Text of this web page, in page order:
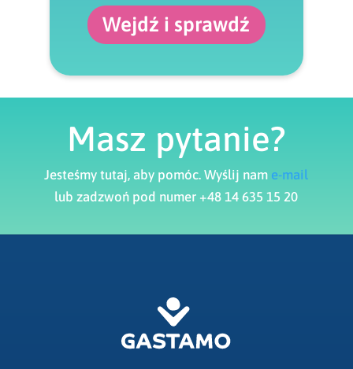
Wejdź i sprawdź
Masz pytanie?
Jesteśmy tutaj, aby pomóc. Wyślij nam e-mail
lub zadzwoń pod numer +48 14 635 15 20